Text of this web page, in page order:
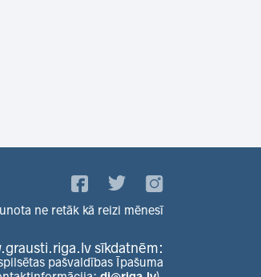
ne retāk kā reizi mēnesī
sīkdatnēm:
pašvaldības Īpašuma